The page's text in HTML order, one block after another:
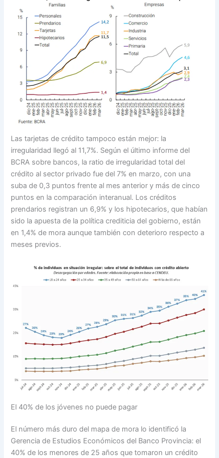
Las tarjetas de crédito tampoco están mejor: la
irregularidad llegó al 11,7%. Según el último informe del
BCRA sobre bancos, la ratio de irregularidad total del
crédito al sector privado fue del 7% en marzo, con una
suba de 0,3 puntos frente al mes anterior y más de cinco
puntos en la comparación interanual. Los créditos
prendarios registran un 6,9% y los hipotecarios, que habían
sido la apuesta de la política crediticia del gobierno, están
en 1,4% de mora aunque también con deterioro respecto a
meses previos.
El 40% de los jóvenes no puede pagar
El número más duro del mapa de mora lo identificó la
Gerencia de Estudios Económicos del Banco Provincia: el
40% de los menores de 25 años que tomaron un crédito